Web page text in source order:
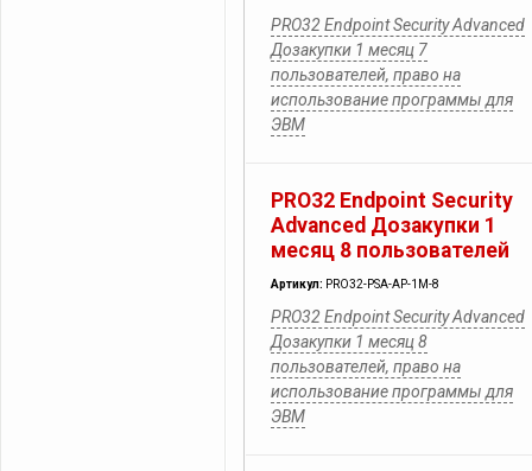
PRO32 Endpoint Security Advanced
Дозакупки 1 месяц 7
пользователей, право на
использование программы для
ЭВМ
PRO32 Endpoint Security
Advanced Дозакупки 1
месяц 8 пользователей
Артикул: PRO32-PSA-AP-1M-8
PRO32 Endpoint Security Advanced
Дозакупки 1 месяц 8
пользователей, право на
использование программы для
ЭВМ